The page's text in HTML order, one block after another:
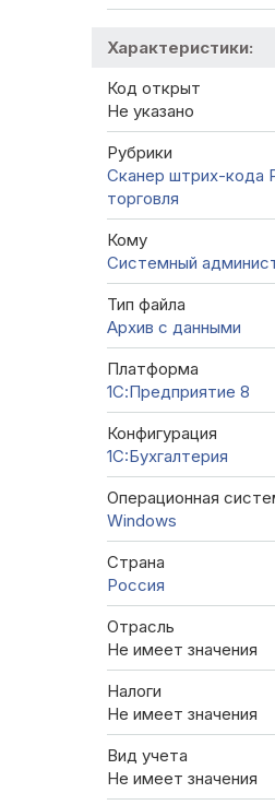
Характеристики:
Код открыт
Не указано
Рубрики
Сканер штрих-кода
торговля
Кому
Системный
Тип файла
Архив с данными
Платформа
1С:Предприятие 8
Конфигурация
1C:Бухгалтерия
Операционная
Windows
Страна
Россия
Отрасль
Не имеет значения
Налоги
Не имеет значения
Вид учета
Не имеет значения